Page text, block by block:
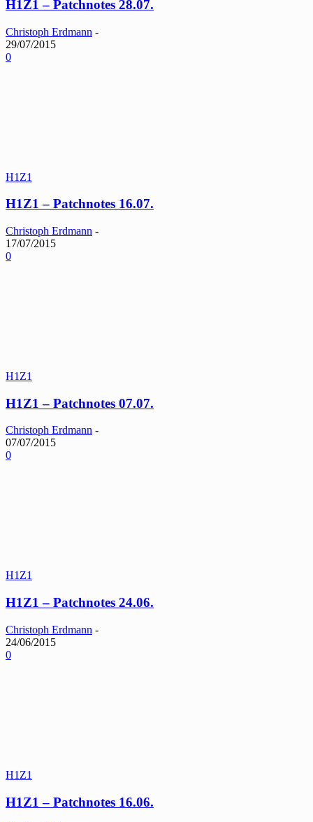
H1Z1 – Patchnotes 28.07.
Christoph Erdmann -
29/07/2015
0
H1Z1
H1Z1 – Patchnotes 16.07.
Christoph Erdmann -
17/07/2015
0
H1Z1
H1Z1 – Patchnotes 07.07.
Christoph Erdmann -
07/07/2015
0
H1Z1
H1Z1 – Patchnotes 24.06.
Christoph Erdmann -
24/06/2015
0
H1Z1
H1Z1 – Patchnotes 16.06.